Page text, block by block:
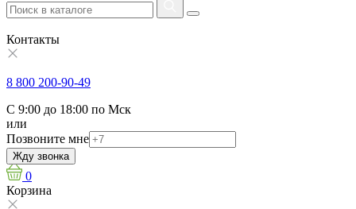
Контакты
8 800 200-90-49
С 9:00 до 18:00 по Мск
или
Позвоните мне
Жду звонка
0
Корзина